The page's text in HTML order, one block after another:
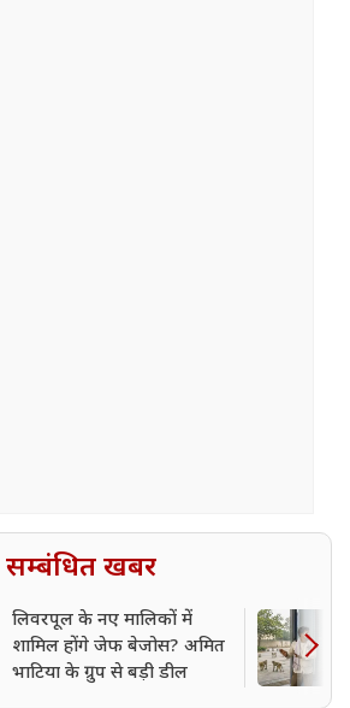
सम्बंधित खबर
लिवरपूल के नए मालिकों में
शामिल होंगे जेफ बेजोस? अमित
भाटिया के ग्रुप से बड़ी डील